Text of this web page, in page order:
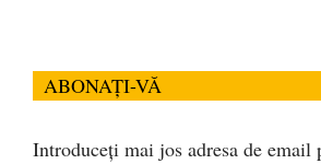
ABONAȚI-VĂ
Introduceți mai jos adresa de email